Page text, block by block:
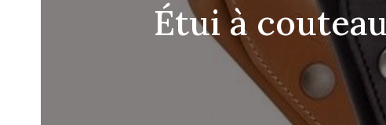
Étui à